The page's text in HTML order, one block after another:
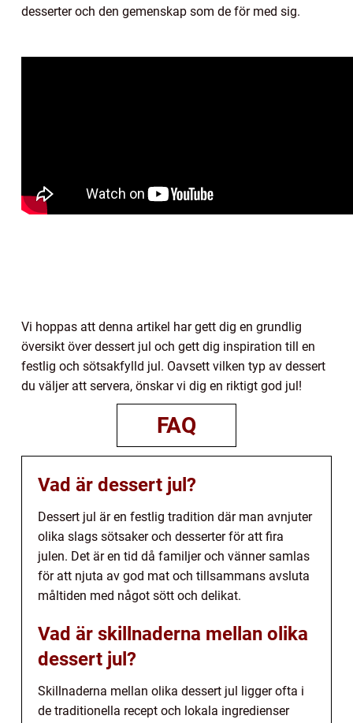
desserter och den gemenskap som de för med sig.
Vi hoppas att denna artikel har gett dig en grundlig
översikt över dessert jul och gett dig inspiration till en
festlig och sötsakfylld jul. Oavsett vilken typ av dessert
du väljer att servera, önskar vi dig en riktigt god jul!
FAQ
Vad är dessert jul?
Dessert jul är en festlig tradition där man avnjuter
olika slags sötsaker och desserter för att fira
julen. Det är en tid då familjer och vänner samlas
för att njuta av god mat och tillsammans avsluta
måltiden med något sött och delikat.
Vad är skillnaderna mellan olika
dessert jul?
Skillnaderna mellan olika dessert jul ligger ofta i
de traditionella recept och lokala ingredienser